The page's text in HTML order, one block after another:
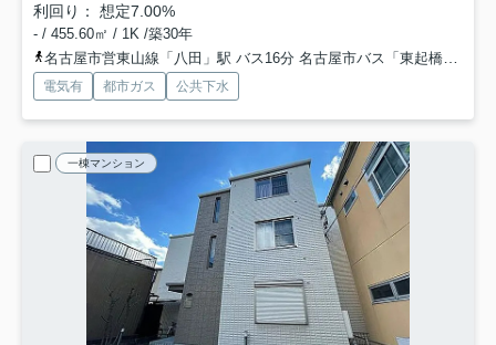
利回り： 想定7.00%
- / 455.60㎡ / 1K /築30年
名古屋市営東山線「八田」駅 バス16分 名古屋市バス「東起橋」 停歩3分
電気有 都市ガス 公共下水
一棟マンション